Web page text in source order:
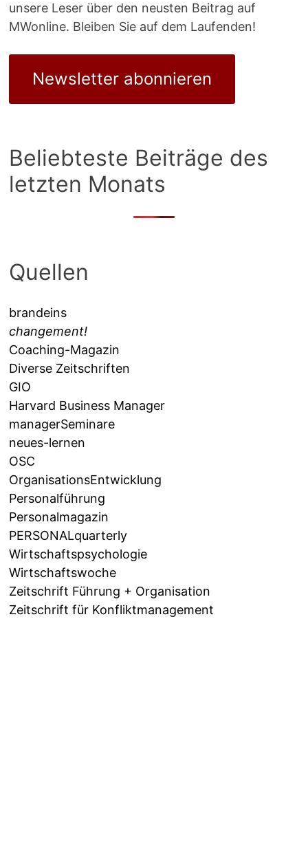
unsere Leser über den neusten Beitrag auf
MWonline. Bleiben Sie auf dem Laufenden!
Newsletter abonnieren
Beliebteste Beiträge des
letzten Monats
Quellen
brandeins
changement!
Coaching-Magazin
Diverse Zeitschriften
GIO
Harvard Business Manager
managerSeminare
neues-lernen
OSC
OrganisationsEntwicklung
Personalführung
Personalmagazin
PERSONALquarterly
Wirtschaftspsychologie
Wirtschaftswoche
Zeitschrift Führung + Organisation
Zeitschrift für Konfliktmanagement